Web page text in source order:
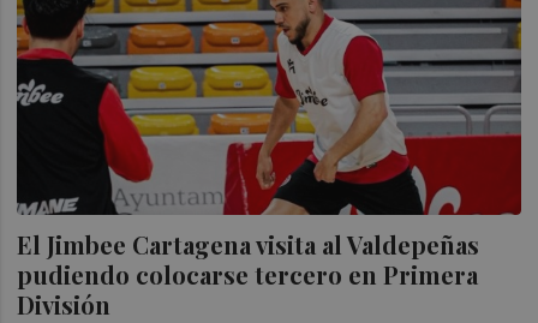
El Jimbee Cartagena visita al Valdepeñas
pudiendo colocarse tercero en Primera
División